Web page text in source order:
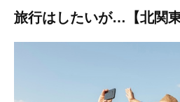
旅行はしたいが…【北関東